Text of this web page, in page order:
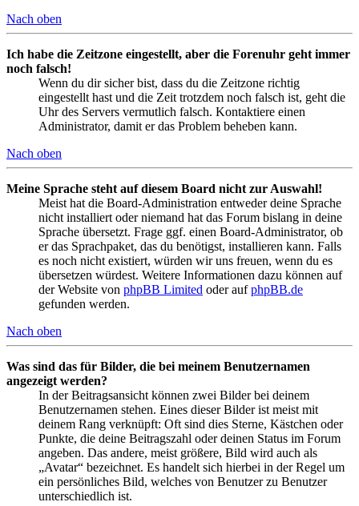
Nach oben
Ich habe die Zeitzone eingestellt, aber die Forenuhr geht immer
noch falsch!
Wenn du dir sicher bist, dass du die Zeitzone richtig
eingestellt hast und die Zeit trotzdem noch falsch ist, geht die
Uhr des Servers vermutlich falsch. Kontaktiere einen
Administrator, damit er das Problem beheben kann.
Nach oben
Meine Sprache steht auf diesem Board nicht zur Auswahl!
Meist hat die Board-Administration entweder deine Sprache
nicht installiert oder niemand hat das Forum bislang in deine
Sprache übersetzt. Frage ggf. einen Board-Administrator, ob
er das Sprachpaket, das du benötigst, installieren kann. Falls
es noch nicht existiert, würden wir uns freuen, wenn du es
übersetzen würdest. Weitere Informationen dazu können auf
der Website von phpBB Limited oder aufphpBB.de
gefunden werden.
Nach oben
Was sind das für Bilder, die bei meinem Benutzernamen
angezeigt werden?
In der Beitragsansicht können zwei Bilder bei deinem
Benutzernamen stehen. Eines dieser Bilder ist meist mit
deinem Rang verknüpft: Oft sind dies Sterne, Kästchen oder
Punkte, die deine Beitragszahl oder deinen Status im Forum
angeben. Das andere, meist größere, Bild wird auch als
„Avatar“ bezeichnet. Es handelt sich hierbei in der Regel um
ein persönliches Bild, welches von Benutzer zu Benutzer
unterschiedlich ist.